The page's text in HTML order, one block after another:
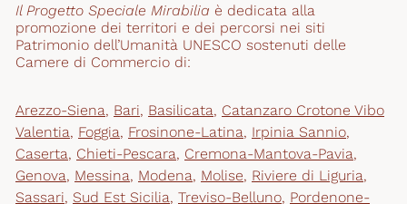
Il Progetto Speciale Mirabilia è dedicata alla
promozione dei territori e dei percorsi nei siti
Patrimonio dell’Umanità UNESCO sostenuti delle
Camere di Commercio di:
Arezzo-Siena, Bari, Basilicata, Catanzaro Crotone Vibo
Valentia, Foggia, Frosinone-Latina, Irpinia Sannio,
Caserta, Chieti-Pescara, Cremona-Mantova-Pavia,
Genova, Messina, Modena, Molise, Riviere di Liguria,
Sassari, Sud Est Sicilia, Treviso-Belluno, Pordenone-